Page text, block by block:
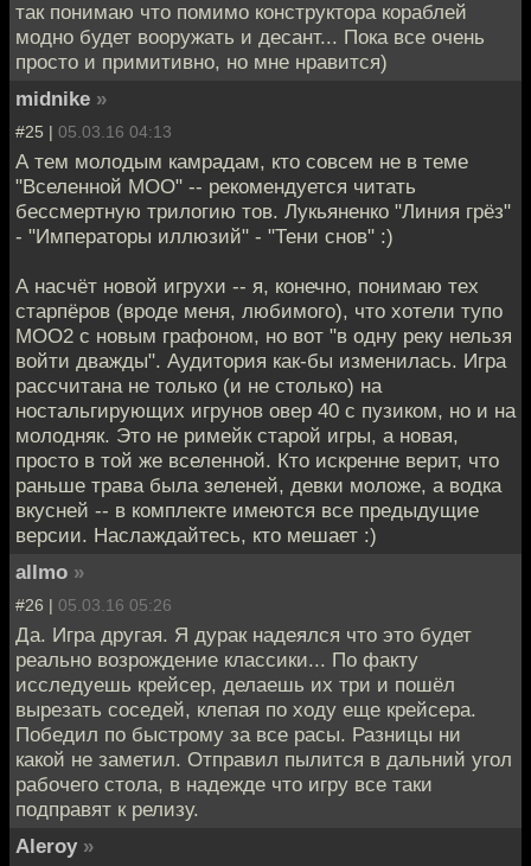
так понимаю что помимо конструктора кораблей
модно будет вооружать и десант... Пока все очень
просто и примитивно, но мне нравится)
midnike »
#25 | 05.03.16 04:13
А тем молодым камрадам, кто совсем не в теме
"Вселенной МОО" -- рекомендуется читать
бессмертную трилогию тов. Лукьяненко "Линия грёз"
- "Императоры иллюзий" - "Тени снов" :)
А насчёт новой игрухи -- я, конечно, понимаю тех
старпёров (вроде меня, любимого), что хотели тупо
МОО2 с новым графоном, но вот "в одну реку нельзя
войти дважды". Аудитория как-бы изменилась. Игра
рассчитана не только (и не столько) на
ностальгирующих игрунов овер 40 с пузиком, но и на
молодняк. Это не римейк старой игры, а новая,
просто в той же вселенной. Кто искренне верит, что
раньше трава была зеленей, девки моложе, а водка
вкусней -- в комплекте имеются все предыдущие
версии. Наслаждайтесь, кто мешает :)
allmo »
#26 | 05.03.16 05:26
Да. Игра другая. Я дурак надеялся что это будет
реально возрождение классики... По факту
исследуешь крейсер, делаешь их три и пошёл
вырезать соседей, клепая по ходу еще крейсера.
Победил по быстрому за все расы. Разницы ни
какой не заметил. Отправил пылится в дальний угол
рабочего стола, в надежде что игру все таки
подправят к релизу.
Aleroy »